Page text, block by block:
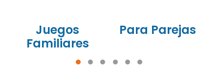
Juegos
Familiares
Para Parejas